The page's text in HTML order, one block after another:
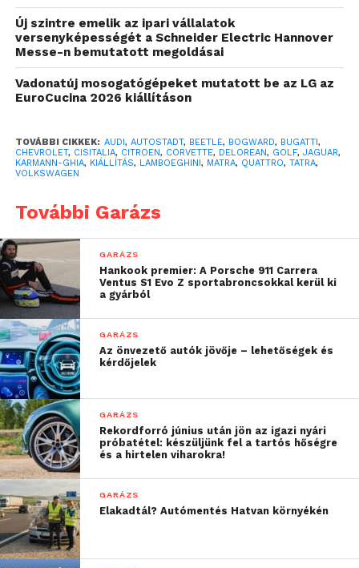
Az Ettore Bugatti által 1909-ben
volt a képen is látható 57SC Atlantic. A
konkrét példány 1938-ban készült, és
egy gyűjtő 3,2 milliárd dollárt fizetett
Az Ettore Bugatti által 1909-ben
volt a képen is látható 57SC Atlantic. A
konkrét példány 1938-ban készült, és
Ma is lenyűgöző ez az 1954-es Bentley
R-Type Continental.
A 911-es emelte a nagy gyártók közé a
Új szintre emelik az ipari vállalatok
versenyképességét a Schneider Electric Hannover
Messe-n bemutatott megoldásai
Vadonatúj mosogatógépeket mutatott be az LG az
EuroCucina 2026 kiállításon
TOVÁBBI CIKKEK: AUDI, AUTOSTADT, BEETLE, BOGWARD, BUGATTI,
CHEVROLET, CISITALIA, CITROEN, CORVETTE, DELOREAN, GOLF, JAGUAR,
KARMANN-GHIA, KIÁLLÍTÁS, LAMBOEGHINI, MATRA, QUATTRO, TATRA,
VOLKSWAGEN
További Garázs
GARÁZS
Hankook premier: A Porsche 911 Carrera
Ventus S1 Evo Z sportabroncsokkal kerül ki
a gyárból
GARÁZS
Az önvezető autók jövője – lehetőségek és
kérdőjelek
GARÁZS
Rekordforró június után jön az igazi nyári
próbatétel: készüljünk fel a tartós hőségre
és a hirtelen viharokra!
GARÁZS
Elakadtál? Autómentés Hatvan környékén